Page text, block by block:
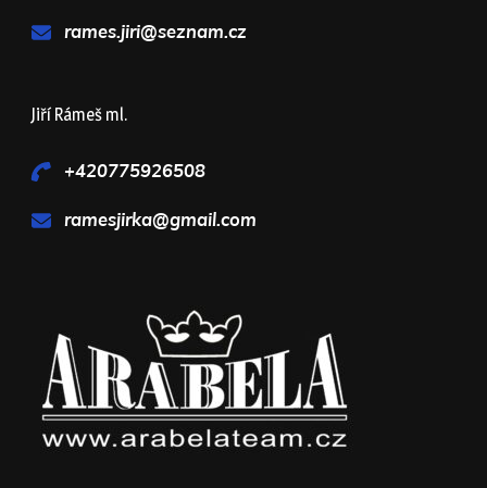
rames.jiri@seznam.cz
Jiří Rámeš ml.
+420775926508
ramesjirka@gmail.com